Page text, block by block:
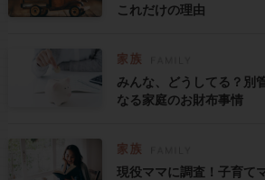
これだけの理由
みんな、どうしてる？別
なる家庭のお財布事情
現役ママに調査！子育て